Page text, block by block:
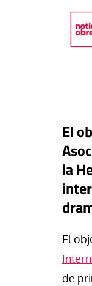
El
la
El
de
de
urgente
menores que